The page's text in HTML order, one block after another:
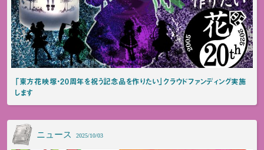
「東方花映塚・20周年を祝う記念品を作りたい」クラウドファンディング実施
します
ニュース 2025/10/03